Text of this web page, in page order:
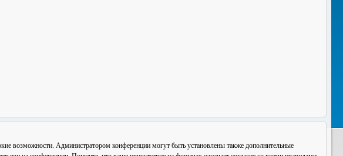
возможности. Администратором конференции могут быть установлены также дополнительные